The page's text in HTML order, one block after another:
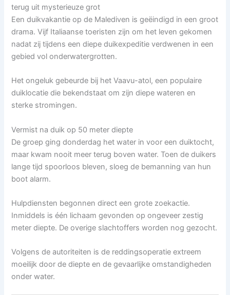
terug uit mysterieuze grot
Een duikvakantie op de Malediven is geëindigd in een groot
drama. Vijf Italiaanse toeristen zijn om het leven gekomen
nadat zij tijdens een diepe duikexpeditie verdwenen in een
gebied vol onderwatergrotten.
Het ongeluk gebeurde bij het Vaavu-atol, een populaire
duiklocatie die bekendstaat om zijn diepe wateren en
sterke stromingen.
Vermist na duik op 50 meter diepte
De groep ging donderdag het water in voor een duiktocht,
maar kwam nooit meer terug boven water. Toen de duikers
lange tijd spoorloos bleven, sloeg de bemanning van hun
boot alarm.
Hulpdiensten begonnen direct een grote zoekactie.
Inmiddels is één lichaam gevonden op ongeveer zestig
meter diepte. De overige slachtoffers worden nog gezocht.
Volgens de autoriteiten is de reddingsoperatie extreem
moeilijk door de diepte en de gevaarlijke omstandigheden
onder water.